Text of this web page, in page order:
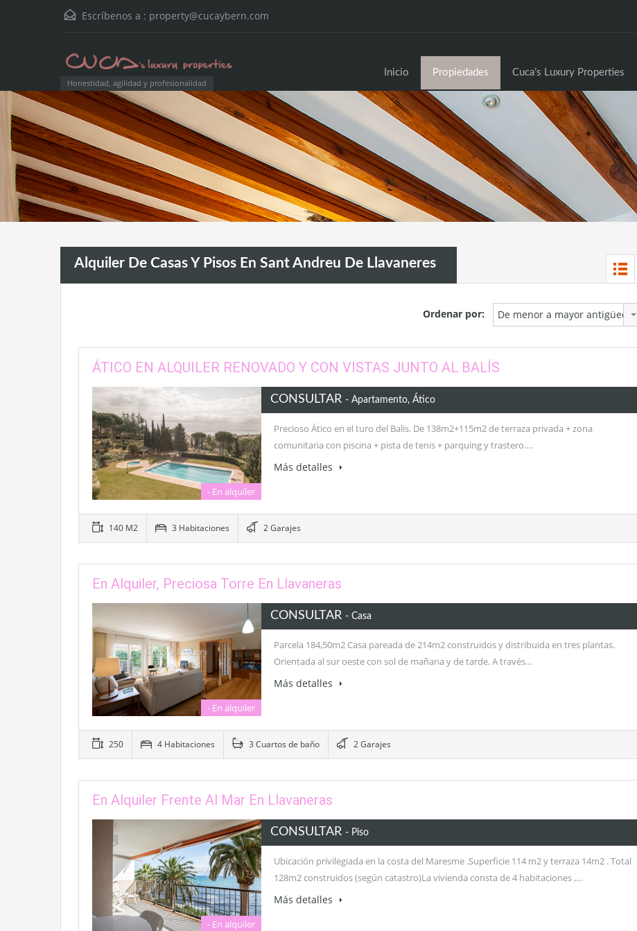
Escríbenos a : property@cucaybern.com
Honestidad, agilidad y profesionalidad
Inicio Propiedades Cuca’s Luxury Properties
Alquiler De Casas Y Pisos En Sant Andreu De Llavaneres
Ordenar por: De menor a mayor antigüedad
ÁTICO EN ALQUILER RENOVADO Y CON VISTAS JUNTO AL BALÍS
- En alquiler
CONSULTAR - Apartamento, Ático
Precioso Ático en el turo del Balis. De 138m2+115m2 de terraza privada + zona
comunitaria con piscina + pista de tenis + parquing y trastero.…
Más detalles
140 M2 3 Habitaciones 2 Garajes
En Alquiler, Preciosa Torre En Llavaneras
- En alquiler
CONSULTAR - Casa
Parcela 184,50m2 Casa pareada de 214m2 construidos y distribuida en tres plantas.
Orientada al sur oeste con sol de mañana y de tarde. A través…
Más detalles
250 4 Habitaciones 3 Cuartos de baño 2 Garajes
En Alquiler Frente Al Mar En Llavaneras
- En alquiler
CONSULTAR - Piso
Ubicación privilegiada en la costa del Maresme .Superficie 114 m2 y terraza 14m2 . Total
128m2 construidos (según catastro)La vivienda consta de 4 habitaciones ,…
Más detalles